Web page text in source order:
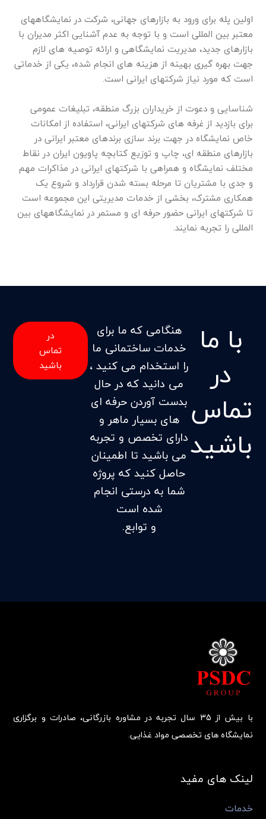
اولین پله برای ورود به بازارهای جهانی، شرکت در نمایشگاههای
معتبر بین المللی است و با توجه به عدم آشنایی اکثر مدیران با
بازارهای جدید، مدیریت نمایشگاهی و ارائه توصیه های لازم
جهت بهره گیری بهینه از هزینه های انجام شده، یکی از خدماتی
است که مورد نیاز شرکتهای ایرانی است.
شناسایی و دعوت از خریداران بزرگ منطقه، تبلیغات عمومی
برای بازدید از غرفه های شرکتهای ایرانی، استفاده از امکانات
خاص نمایشگاه در جهت برند سازی برندهای معتبر ایرانی در
بازارهای منطقه ای، چاپ و توزیع کتابچه پاویون ایران در نقاط
مختلف نمایشگاه و همراهی با شرکتهای ایرانی در مذاکرات مهم
و جدی با مشتریان تا مرحله بسته شدن قرارداد و شروع یک
همکاری مشترک، بخشی از خدمات مدیریتی این مجموعه است
تا شرکتهای ایرانی حضور حرفه ای و مستمر در نمایشگاههای بین
المللی را تجربه نمایند.
با ما
در
تماس
باشید
هنگامی که ما برای
خدمات ساختمانی ما
را استخدام می کنید ،
می دانید که در حال
بدست آوردن حرفه ای
های بسیار ماهر و
دارای تخصص و تجربه
می باشید تا اطمینان
حاصل کنید که پروژه
شما به درستی انجام
شده است
و توابع.
در
تماس
باشید
با بیش از 35 سال تجربه در مشاوره بازرگانی، صادرات و برگزاری
نمایشگاه های تخصصی مواد غذایی.
لینک های مفید
خدمات